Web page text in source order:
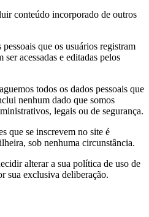
conteúdo incorporado de outros
que os usuários registram
acessadas e editadas pelos
todos os dados pessoais que
nenhum dado que somos
legais ou de segurança.
que se inscrevem no site é
sob nenhuma circunstância.
alterar a sua política de uso de
sua exclusiva deliberação.